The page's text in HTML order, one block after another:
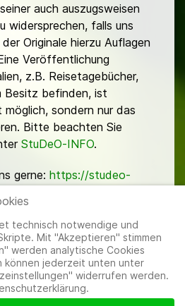
auch auszugsweisen
widersprechen, falls uns
Originale hierzu Auflagen
Veröffentlichung
z.B. Reisetagebücher,
Besitz befinden, ist
sondern nur das
Bitte beachten Sie
StuDeO-INFO.
gerne: https://studeo-
|Datenschutzerklärung|Cookie-
technisch notwendige und
Mit "Akzeptieren" stimmen
werden analytische Cookies
können jederzeit unten unter
widerrufen werden.